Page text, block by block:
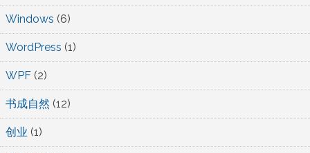
Windows (6)
WordPress (1)
WPF (2)
书成自然 (12)
创业 (1)